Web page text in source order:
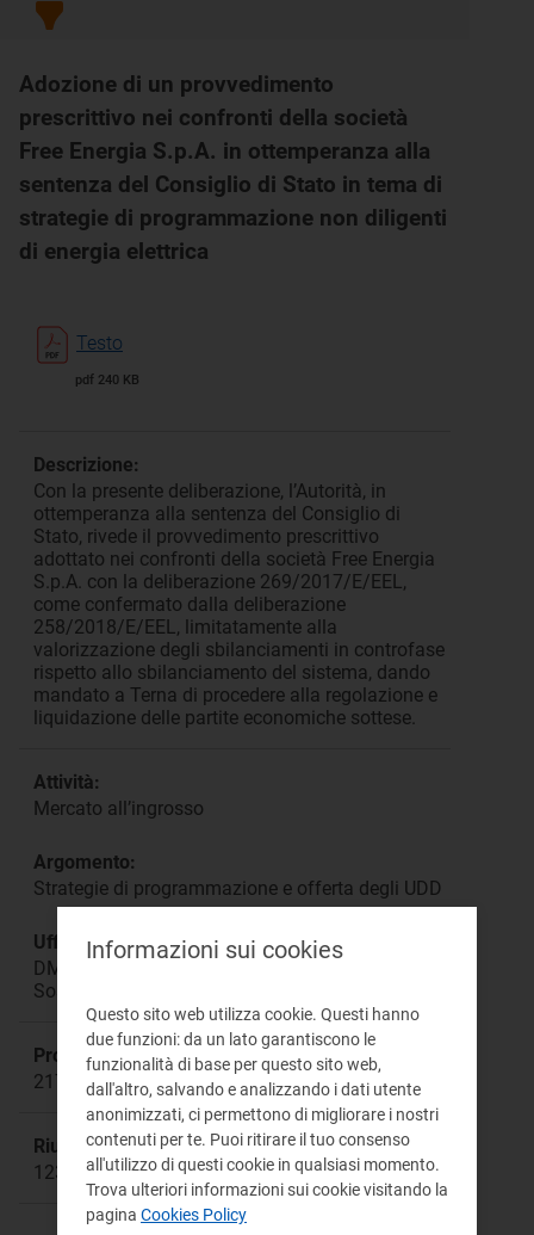
Adozione di un provvedimento
prescrittivo nei confronti della società
Free Energia S.p.A. in ottemperanza alla
sentenza del Consiglio di Stato in tema di
strategie di programmazione non diligenti
di energia elettrica
Testo
pdf 240 KB
Descrizione:
Con la presente deliberazione, l’Autorità, in
ottemperanza alla sentenza del Consiglio di
Stato, rivede il provvedimento prescrittivo
adottato nei confronti della società Free Energia
S.p.A. con la deliberazione 269/2017/E/EEL,
come confermato dalla deliberazione
258/2018/E/EEL, limitatamente alla
valorizzazione degli sbilanciamenti in controfase
rispetto allo sbilanciamento del sistema, dando
mandato a Terna di procedere alla regolazione e
liquidazione delle partite economiche sottese.
Attività:
Mercato all’ingrosso
Argomento:
Strategie di programmazione e offerta degli UDD
Ufficio responsabile:
DMEA Direzione Mercati Energia all'Ingrosso e
Sostenibilità Ambientale
Procedimento:
217/2021/E/EEL
Riunione:
1231
Informazioni sui cookies
Questo sito web utilizza cookie. Questi hanno
due funzioni: da un lato garantiscono le
funzionalità di base per questo sito web,
dall'altro, salvando e analizzando i dati utente
anonimizzati, ci permettono di migliorare i nostri
contenuti per te. Puoi ritirare il tuo consenso
all'utilizzo di questi cookie in qualsiasi momento.
Trova ulteriori informazioni sui cookie visitando la
pagina Cookies Policy